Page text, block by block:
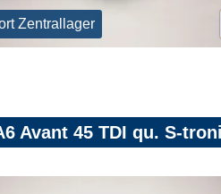
Zentrallager
Avant 45 TDI qu. S-